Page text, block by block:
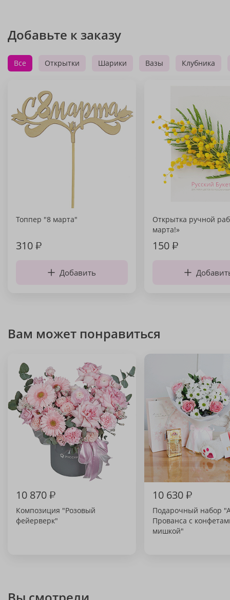
Добавьте к заказу
Все Открытки Шарики Вазы Клубника
Топпер "8 марта"
310₽
Добавить
Открытка ручной
марта!»
150₽
Вам может понравиться
10 870₽
Композиция "Розовый
фейерверк"
10 630₽
Подарочный набор
Прованса с
мишкой"